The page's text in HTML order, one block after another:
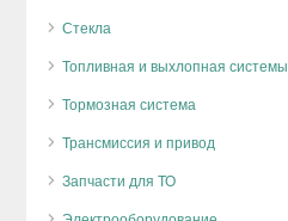
Стекла
Топливная и выхлопная системы
Тормозная система
Трансмиссия и привод
Запчасти для ТО